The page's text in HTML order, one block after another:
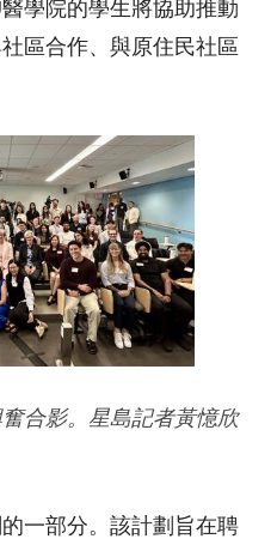
學院的學生將協助推動
區合作、與原住民社區
合影。星島記者黃憶欣
一部分。該計劃旨在聘